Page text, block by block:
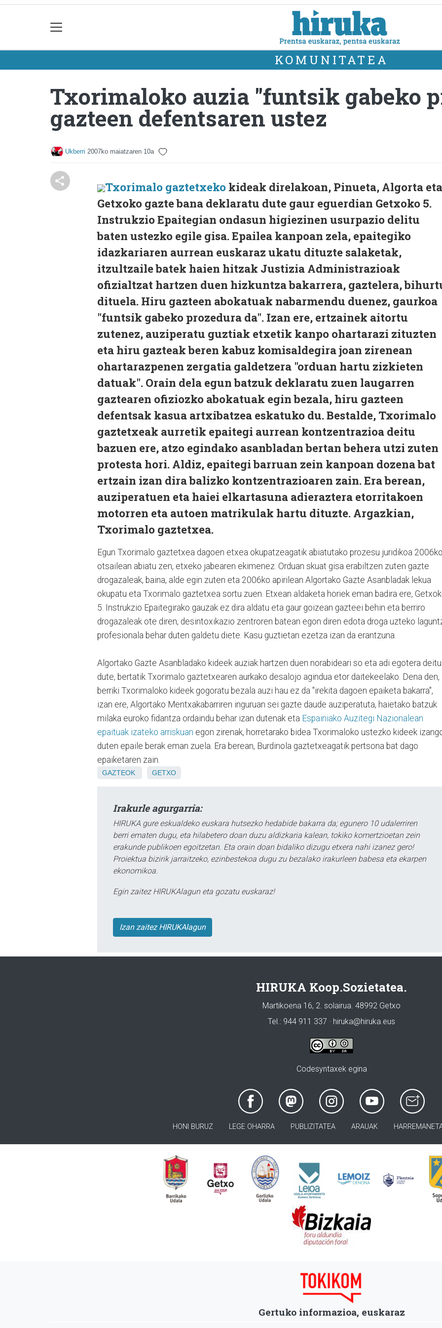
KOMUNITATEA
Txorimaloko auzia "funtsik gabeko
gazteen defentsaren ustez
Ukberri 2007ko maiatzaren 10a
Txorimalo gaztetxeko kideak direlakoan, Pinueta, Algorta eta
Getxoko gazte bana deklaratu dute gaur eguerdian Getxoko 5.
Instrukzio Epaitegian ondasun higiezinen usurpazio delitu
baten ustezko egile gisa. Epailea kanpoan zela, epaitegiko
idazkariaren aurrean euskaraz ukatu dituzte salaketak,
itzultzaile batek haien hitzak Justizia Administrazioak
ofizialtzat hartzen duen hizkuntza bakarrera, gaztelera,
dituela. Hiru gazteen abokatuak nabarmendu duenez, gaurkoa
"funtsik gabeko prozedura da". Izan ere, ertzainek aitortu
zutenez, auziperatu guztiak etxetik kanpo ohartarazi zituzten
eta hiru gazteak beren kabuz komisaldegira joan zirenean
ohartarazpenen zergatia galdetzera "orduan hartu zizkieten
datuak". Orain dela egun batzuk deklaratu zuen laugarren
gaztearen ofiziozko abokatuak egin bezala, hiru gazteen
defentsak kasua artxibatzea eskatuko du. Bestalde, Txorimalo
gaztetxeak aurretik epaitegi aurrean kontzentrazioa deitu
bazuen ere, atzo egindako asanbladan bertan behera utzi zuten
protesta hori. Aldiz, epaitegi barruan zein kanpoan dozena bat
ertzain izan dira balizko kontzentrazioaren zain. Era berean,
auziperatuen eta haiei elkartasuna adieraztera etorritakoen
motorren eta autoen matrikulak hartu dituzte. Argazkian,
Txorimalo gaztetxea.
Egun Txorimalo gaztetxea dagoen etxea okupatzeagatik abiatutako prozesu juridikoa 2006ko
otsailean abiatu zen, etxeko jabearen ekimenez. Orduan skuat gisa erabiltzen zuten gazte
drogazaleak, baina, alde egin zuten eta 2006ko apirilean Algortako Gazte Asanbladak lekua
okupatu eta Txorimalo gaztetxea sortu zuen. Etxean aldaketa horiek eman badira ere,
5. Instrukzio Epaitegirako gauzak ez dira aldatu eta gaur goizean gazteei behin eta berriro
drogazaleak ote diren, desintoxikazio zentroren batean egon diren edota droga uzteko
profesionala behar duten galdetu diete. Kasu guztietan ezetza izan da erantzuna.
Algortako Gazte Asanbladako kideek auziak hartzen duen norabideari so eta adi egotera deitu
dute, bertatik Txorimalo gaztetxearen aurkako desalojo agindua etor daitekeelako. Dena den,
berriki Txorimaloko kideek gogoratu bezala auzi hau ez da "irekita dagoen epaiketa bakarra",
izan ere, Algortako Mentxakabarriren inguruan sei gazte daude auziperatuta, haietako batzuk
milaka euroko fidantza ordaindu behar izan dutenak eta Espainiako Auzitegi Nazionalean
epaituak izateko arriskuan egon zirenak, horretarako bidea Txorimaloko ustezko kideek
duten epaile berak eman zuela. Era berean, Burdinola gaztetxeagatik pertsona bat dago
epaiketaren zain.
GAZTEOK GETXO
Irakurle agurgarria:
HIRUKA gure eskualdeko euskara hutsezko hedabide bakarra da; egunero 10 udalerriren
berri ematen dugu, eta hilabetero doan duzu aldizkaria kalean, tokiko komertzioetan zein
erakunde publikoen egoitzetan. Eta orain doan bidaliko dizugu etxera nahi izanez gero!
Proiektua bizirik jarraitzeko, ezinbestekoa dugu zu bezalako irakurleen babesa eta ekarpen
ekonomikoa.
Egin zaitez HIRUKAlagun eta gozatu euskaraz!
Izan zaitez HIRUKAlagun
HIRUKA Koop.Sozietatea.
Martikoena 16, 2. solairua. 48992 Getxo
Tel.: 944 911 337 · hiruka@hiruka.eus
Codesyntaxek egina
HONI BURUZ LEGE OHARRA PUBLIZITATEA ARAUAK
Gertuko informazioa, euskaraz